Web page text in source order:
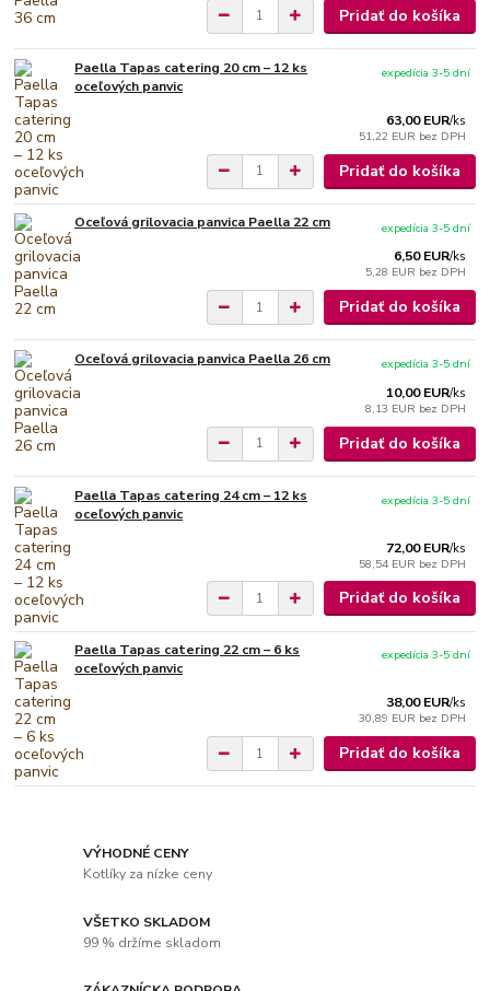
Pridať do košíka
Paella Tapas catering 20 cm – 12 ks
oceľových panvic
63,00 EUR/ks
51,22 EUR bez DPH
expedícia 3-5 dní
Pridať do košíka
Oceľová grilovacia panvica Paella 22 cm
6,50 EUR/ks
5,28 EUR bez DPH
expedícia 3-5 dní
Pridať do košíka
Oceľová grilovacia panvica Paella 26 cm
10,00 EUR/ks
8,13 EUR bez DPH
expedícia 3-5 dní
Pridať do košíka
Paella Tapas catering 24 cm – 12 ks
oceľových panvic
72,00 EUR/ks
58,54 EUR bez DPH
expedícia 3-5 dní
Pridať do košíka
Paella Tapas catering 22 cm – 6 ks
oceľových panvic
38,00 EUR/ks
30,89 EUR bez DPH
expedícia 3-5 dní
Pridať do košíka
VÝHODNÉ CENY
Kotlíky za nízke ceny
VŠETKO SKLADOM
99 % držíme skladom